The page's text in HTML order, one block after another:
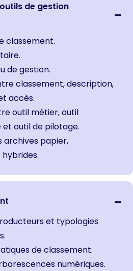
de gestion
classement.
de gestion.
classement, description,
accès.
outil métier, outil
outil de pilotage.
archives papier,
et typologies
de classement.
numériques.